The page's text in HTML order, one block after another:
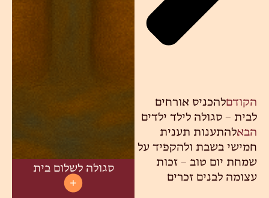
הקודםלהכניס אורחים
לבית – סגולה לילד ילדים
הבאלהתענות תענית
חמישי בשבת ולהקפיד על
שמחת יום טוב – זכות
עצומה לבנים זכרים
סגולה לשלום בית